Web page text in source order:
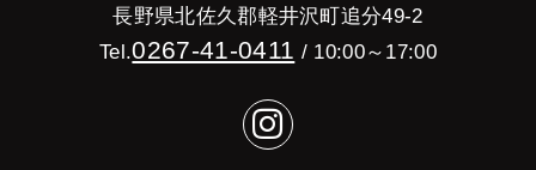
長野県北佐久郡軽井沢町追分49-2
Tel.0267-41-0411 / 10:00～17:00